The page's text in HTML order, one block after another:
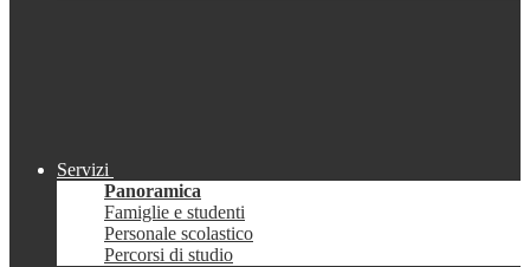
Servizi
Panoramica
Famiglie e studenti
Personale scolastico
Percorsi di studio